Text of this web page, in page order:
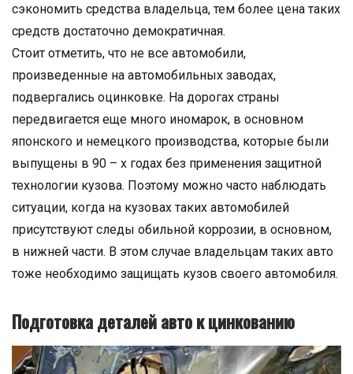
сэкономить средства владельца, тем более цена таких
средств достаточно демократичная.
Стоит отметить, что не все автомобили,
произведенные на автомобильных заводах,
подвергались оцинковке. На дорогах страны
передвигается еще много иномарок, в основном
японского и немецкого производства, которые были
выпущены в 90 – х годах без применения защитной
технологии кузова. Поэтому можно часто наблюдать
ситуации, когда на кузовах таких автомобилей
присутствуют следы обильной коррозии, в основном,
в нижней части. В этом случае владельцам таких авто
тоже необходимо защищать кузов своего автомобиля.
Подготовка деталей авто к цинкованию